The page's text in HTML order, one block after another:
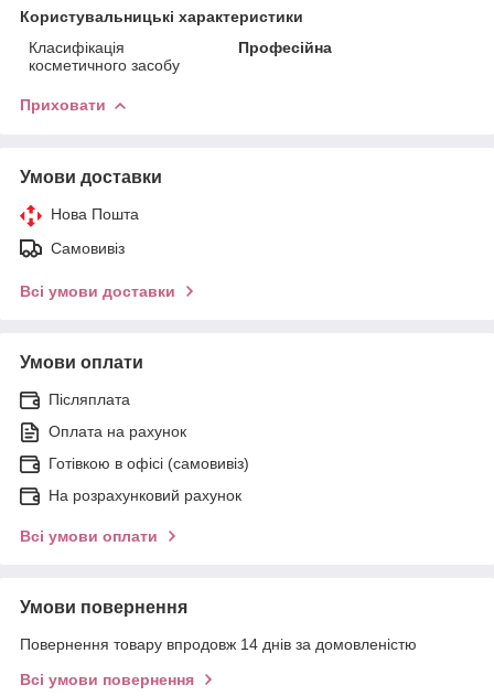
Користувальницькі характеристики
Класифікація
косметичного засобу
Професійна
Приховати
Умови доставки
Нова Пошта
Самовивіз
Всі умови доставки
Умови оплати
Післяплата
Оплата на рахунок
Готівкою в офісі (самовивіз)
На розрахунковий рахунок
Всі умови оплати
Умови повернення
Повернення товару впродовж 14 днів за домовленістю
Всі умови повернення